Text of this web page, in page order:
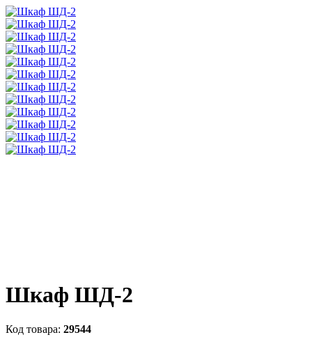
Шкаф ШД-2
29544